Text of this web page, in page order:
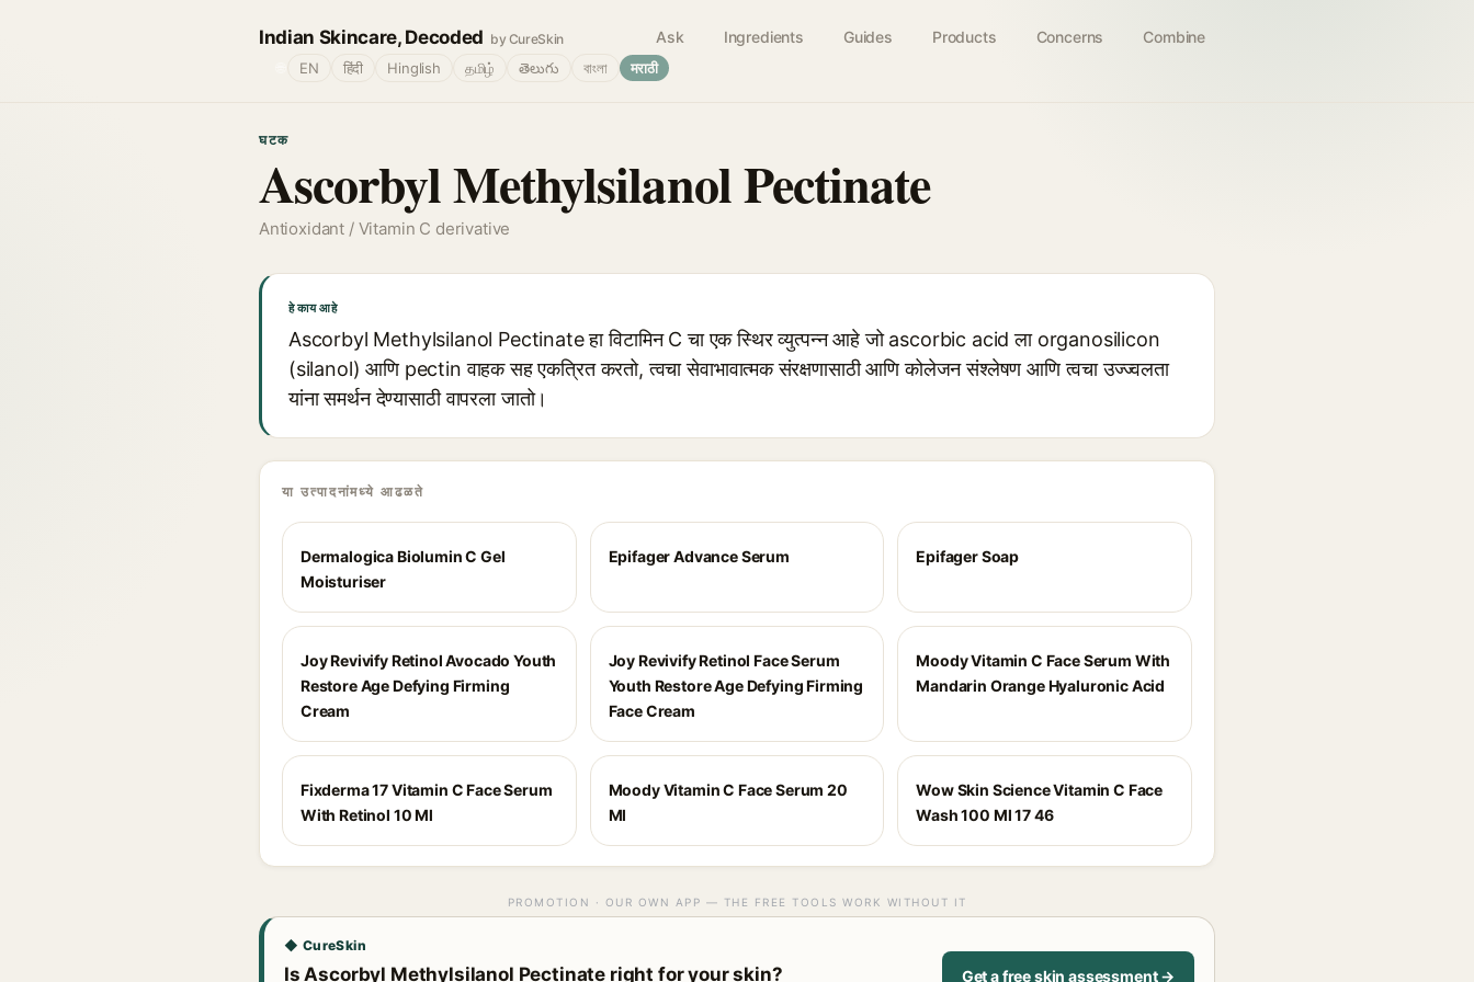
Indian Skincare, Decoded by CureSkin Ask Ingredients Guides Products Concerns Combine
EN हिंदी Hinglish தமிழ் తెలుగు বাংলা मराठी
घटक
Ascorbyl Methylsilanol Pectinate
Antioxidant / Vitamin C derivative
हे काय आहे
Ascorbyl Methylsilanol Pectinate हा विटामिन C चा एक स्थिर व्युत्पन्न आहे जो ascorbic acid ला organosilicon
(silanol) आणि pectin वाहक सह एकत्रित करतो, त्वचा सेवाभावात्मक संरक्षणासाठी आणि कोलेजन संश्लेषण आणि त्वचा उज्ज्वलता
यांना समर्थन देण्यासाठी वापरला जातो।
या उत्पादनांमध्ये आढळते
Dermalogica Biolumin C Gel
Moisturiser
Epifager Advance Serum Epifager Soap
Joy Revivify Retinol Avocado Youth
Restore Age Defying Firming
Cream
Joy Revivify Retinol Face Serum
Youth Restore Age Defying Firming
Face Cream
Moody Vitamin C Face Serum With
Mandarin Orange Hyaluronic Acid
Fixderma 17 Vitamin C Face Serum
With Retinol 10 Ml
Moody Vitamin C Face Serum 20
Ml
Wow Skin Science Vitamin C Face
Wash 100 Ml 17 46
PROMOTION · OUR OWN APP — THE FREE TOOLS WORK WITHOUT IT
◆ CureSkin
Is Ascorbyl Methylsilanol Pectinate right for your skin? Get a free skin assessment →